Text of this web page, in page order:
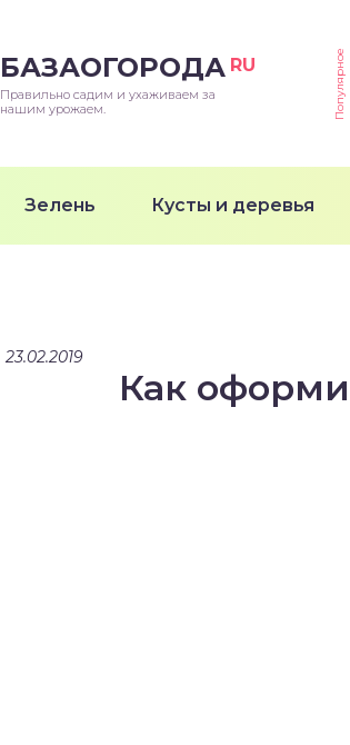
БАЗАОГОРОДА RU
Правильно садим и ухаживаем за
нашим урожаем.
Популярное
Зелень Кусты и деревья
23.02.2019
Как